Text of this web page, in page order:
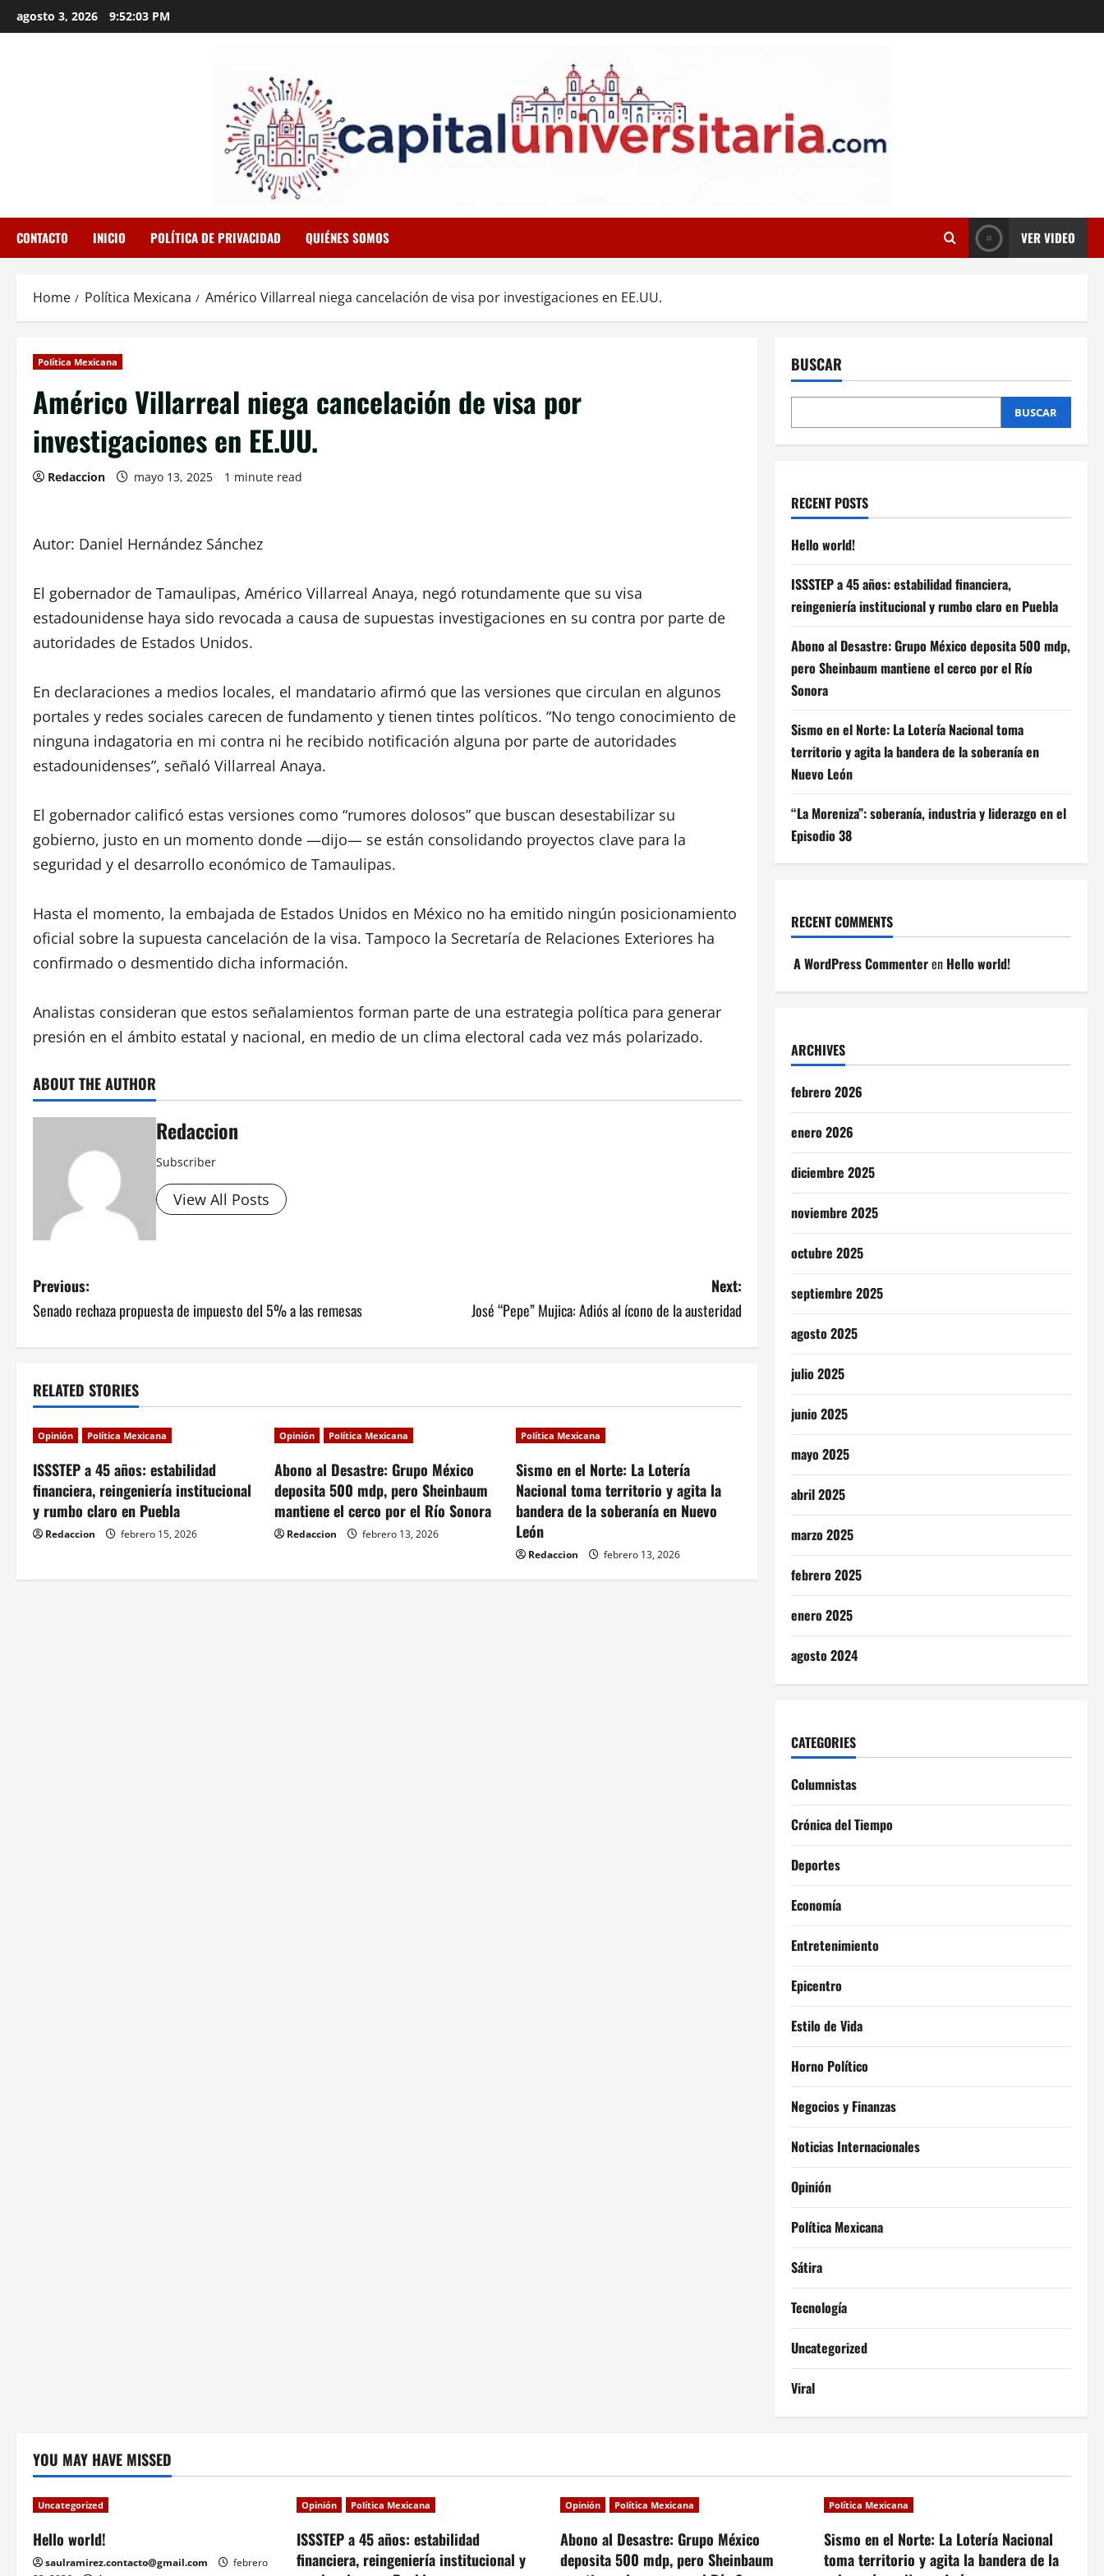
Skip
to
agosto 3, 2026 9:52:04 PM
CONTACTO INICIO POLÍTICA DE PRIVACIDAD QUIÉNES SOMOS VER VIDEO
Home Política Mexicana Américo Villarreal niega cancelación de visa por investigaciones en EE.UU.
Política Mexicana
Américo Villarreal niega cancelación de visa por
investigaciones en EE.UU.
Redaccion mayo 13, 2025 1 minute read
Autor: Daniel Hernández Sánchez
El gobernador de Tamaulipas, Américo Villarreal Anaya, negó rotundamente que su visa
estadounidense haya sido revocada a causa de supuestas investigaciones en su contra por parte de
autoridades de Estados Unidos.
En declaraciones a medios locales, el mandatario afirmó que las versiones que circulan en algunos
portales y redes sociales carecen de fundamento y tienen tintes políticos. “No tengo conocimiento de
ninguna indagatoria en mi contra ni he recibido notificación alguna por parte de autoridades
estadounidenses”, señaló Villarreal Anaya.
El gobernador calificó estas versiones como “rumores dolosos” que buscan desestabilizar su
gobierno, justo en un momento donde —dijo— se están consolidando proyectos clave para la
seguridad y el desarrollo económico de Tamaulipas.
Hasta el momento, la embajada de Estados Unidos en México no ha emitido ningún posicionamiento
oficial sobre la supuesta cancelación de la visa. Tampoco la Secretaría de Relaciones Exteriores ha
confirmado o desmentido dicha información.
Analistas consideran que estos señalamientos forman parte de una estrategia política para generar
presión en el ámbito estatal y nacional, en medio de un clima electoral cada vez más polarizado.
ABOUT THE AUTHOR
Redaccion
Subscriber
View All Posts
P
o
s
t
n
a
v
i
Previous:
Senado rechaza propuesta de impuesto del 5% a las remesas
Next:
José “Pepe” Mujica: Adiós al ícono de la austeridad
RELATED STORIES
Opinión Política Mexicana
ISSSTEP a 45 años: estabilidad
financiera, reingeniería institucional
y rumbo claro en Puebla
Redaccion febrero 15, 2026
Opinión Política Mexicana
Abono al Desastre: Grupo México
deposita 500 mdp, pero Sheinbaum
mantiene el cerco por el Río Sonora
Redaccion febrero 13, 2026
Política Mexicana
Sismo en el Norte: La Lotería
Nacional toma territorio y agita la
bandera de la soberanía en Nuevo
León
Redaccion febrero 13, 2026
BUSCAR
BUSCAR
RECENT POSTS
Hello world!
ISSSTEP a 45 años: estabilidad financiera,
reingeniería institucional y rumbo claro en Puebla
Abono al Desastre: Grupo México deposita 500 mdp,
pero Sheinbaum mantiene el cerco por el Río
Sonora
Sismo en el Norte: La Lotería Nacional toma
territorio y agita la bandera de la soberanía en
Nuevo León
“La Moreniza”: soberanía, industria y liderazgo en el
Episodio 38
RECENT COMMENTS
A WordPress Commenteren Hello world!
ARCHIVES
febrero 2026
enero 2026
diciembre 2025
noviembre 2025
octubre 2025
septiembre 2025
agosto 2025
julio 2025
junio 2025
mayo 2025
abril 2025
marzo 2025
febrero 2025
enero 2025
agosto 2024
CATEGORIES
Columnistas
Crónica del Tiempo
Deportes
Economía
Entretenimiento
Epicentro
Estilo de Vida
Horno Político
Negocios y Finanzas
Noticias Internacionales
Opinión
Política Mexicana
Sátira
Tecnología
Uncategorized
Viral
YOU MAY HAVE MISSED
Uncategorized
Hello world!
saulramirez.contacto@gmail.com
febrero
Opinión Política Mexicana
ISSSTEP a 45 años: estabilidad
financiera, reingeniería institucional y
Opinión Política Mexicana
Abono al Desastre: Grupo México
deposita 500 mdp, pero Sheinbaum
Política Mexicana
Sismo en el Norte: La Lotería Nacional
toma territorio y agita la bandera de la